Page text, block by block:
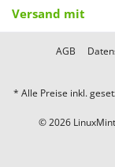
Versand mit
AGB
* Alle Preise inkl.
© 2026